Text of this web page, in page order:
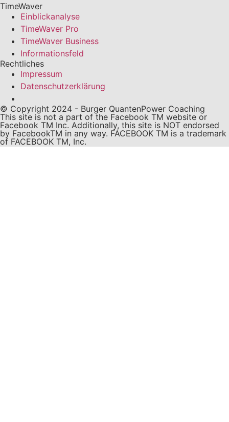
TimeWaver
Einblickanalyse
TimeWaver Pro
TimeWaver Business
Informationsfeld
Rechtliches
Impressum
Datenschutzerklärung
© Copyright 2024 - Burger QuantenPower Coaching
This site is not a part of the Facebook TM website or
Facebook TM Inc. Additionally, this site is NOT endorsed
by FacebookTM in any way. FACEBOOK TM is a trademark
of FACEBOOK TM, Inc.